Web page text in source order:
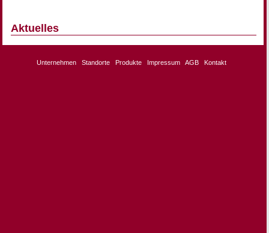
Aktuelles
Unternehmen Standorte Produkte Impressum AGB Kontakt